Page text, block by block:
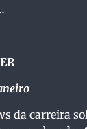
da carreira